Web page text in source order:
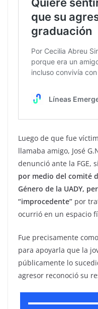
Luego de que fue
llamaba amigo, José
denunció ante la FGE,
por medio del comité
Género de la UADY,
“improcedente” por
ocurrió en un espacio
Fue precisamente
para apoyarla que la
públicamente lo
agresor reconoció su